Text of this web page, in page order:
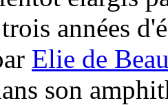
années
Elie de
son